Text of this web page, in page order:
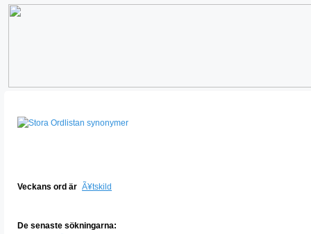
Veckans ord är Ã¥tskild
De senaste sökningarna: